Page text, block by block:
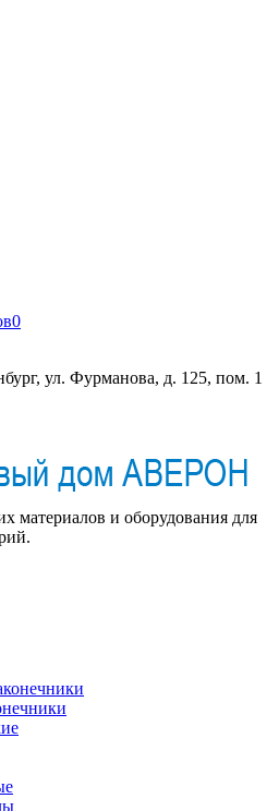
0
ул. Фурманова, д. 125, пом. 1
материалов и оборудования для